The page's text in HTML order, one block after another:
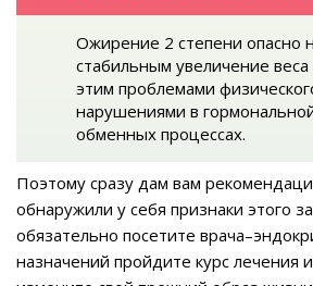
Ожирение 2 степени опасно
стабильным увеличение
этим проблемами
нарушениями в
обменных процессах.
Поэтому сразу дам вам
обнаружили у себя признаки этого
обязательно посетите
назначений пройдите курс лечения